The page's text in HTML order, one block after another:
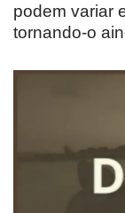
podem variar
tornando-o